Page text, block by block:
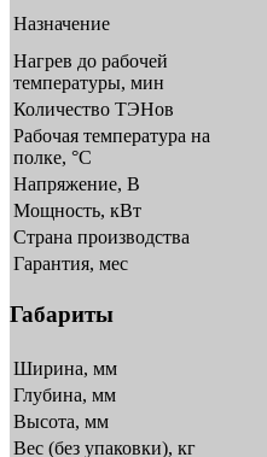
Назначение
Нагрев до рабочей
температуры, мин
Количество ТЭНов
Рабочая температура на
полке, °С
Напряжение, В
Мощность, кВт
Страна производства
Гарантия, мес
Габариты
Ширина, мм
Глубина, мм
Высота, мм
Вес (без упаковки), кг